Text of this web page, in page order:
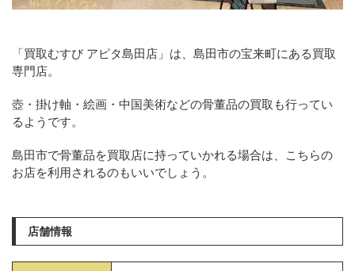
「買取むすび アピタ島田店」は、島田市の宝来町にある買取
専門店。
壺・掛け軸・絵画・中国美術などの骨董品の買取も行ってい
るようです。
島田市で骨董品を買取店に持っていかれる場合は、こちらの
お店を利用されるのもいいでしょう。
店舗情報